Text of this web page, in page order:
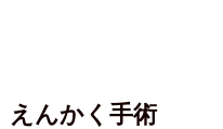
えんかく手術